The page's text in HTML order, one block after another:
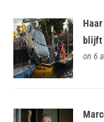
blijft
on 6